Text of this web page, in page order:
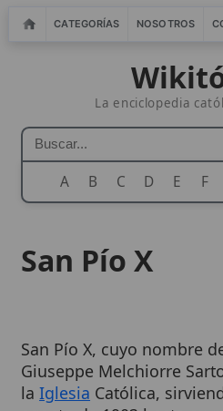
CATEGORÍAS NOSOTROS
La enciclopedia católica
A B C D E F G
laIglesia Católica, sirviendo
agosto de 1903 hasta su
agosto de 19141 . Su